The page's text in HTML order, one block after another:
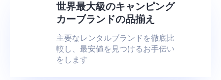
世界最大級のキャンピング
カーブランドの品揃え
主要なレンタルブランドを徹底比
較し、最安値を見つけるお手伝い
をします